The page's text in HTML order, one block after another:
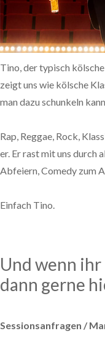
Tino, der typisch
zeigt uns wie kölsche
man dazu schunkeln
Rap, Reggae, Rock,
er. Er rast mit uns durch
Abfeiern, Comedy zum
Einfach Tino.
Und wenn
dann gerne
Sessionsanfragen /